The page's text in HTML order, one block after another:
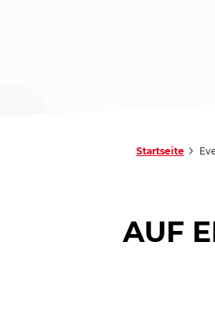
Startseite
AUF